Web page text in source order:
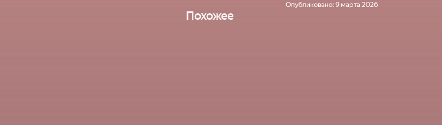
Опубликовано:9 марта 2026
Похожее